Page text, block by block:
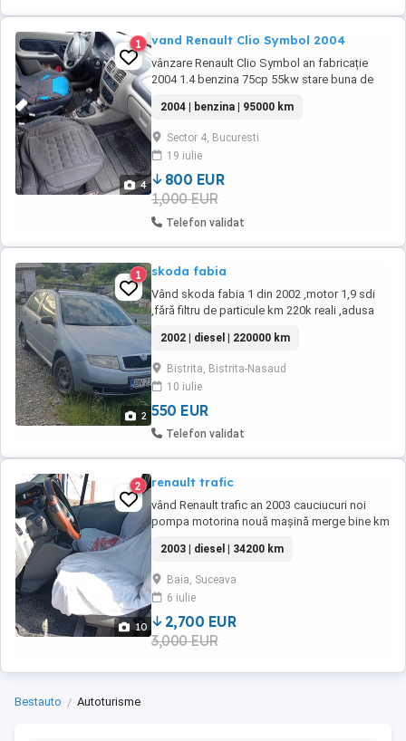
4
1 vand Renault Clio Symbol 2004
vânzare Renault Clio Symbol an fabricație
2004 1.4 benzina 75cp 55kw stare buna de
2004 | benzina | 95000 km
Sector 4, Bucuresti
19 iulie
800 EUR
1,000 EUR
Telefon validat
2
1 skoda fabia
Vând skoda fabia 1 din 2002 ,motor 1,9 sdi
,fără filtru de particule km 220k reali ,adusa
singur proprietar. Motor și cutie top. Itp pana
în ianurie 2027. Masina merge super . Trebuie
putina atenție la exterior ( praguri și parbriz)
Preț 600e negociabil ...
2002 | diesel | 220000 km
Bistrita, Bistrita-Nasaud
10 iulie
550 EUR
Telefon validat
10
2 renault trafic
vând Renault trafic an 2003 cauciucuri noi
pompa motorina nouă mașină merge bine km
2003 | diesel | 34200 km
Baia, Suceava
6 iulie
2,700 EUR
3,000 EUR
Bestauto Autoturisme